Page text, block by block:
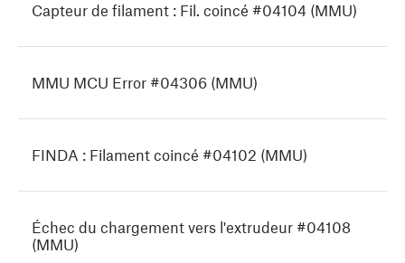
Capteur de filament : Fil. coincé #04104 (MMU)
MMU MCU Error #04306 (MMU)
FINDA : Filament coincé #04102 (MMU)
Échec du chargement vers l'extrudeur #04108
(MMU)